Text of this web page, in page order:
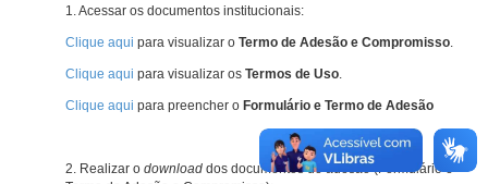
1. Acessar os documentos institucionais:
Clique aqui para visualizar o Termo de Adesão e Compromisso.
Clique aqui para visualizar os Termos de Uso.
Clique aqui para preencher o Formulário e Termo de Adesão
2. Realizar o download dos documentos de adesão (Formulário e